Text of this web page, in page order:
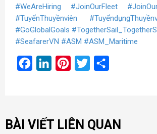
#WeAreHiring
#JoinOurFleet
#TuyểnThuyềnviên
#GoGlobalGoals
#SeafarerVN #ASM #ASM_Maritime
FacebookLinkedInPinterest
Twitter
BÀI VIẾT LIÊN QUAN